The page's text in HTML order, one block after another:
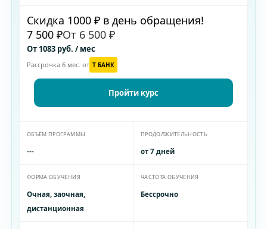
Скидка 1000 ₽ в день обращения!
7 500 ₽От 6 500 ₽
От 1083 руб. / мес
Рассрочка 6 мес. от T БАНК
Пройти курс
ОБЪЁМ ПРОГРАММЫ
---
ПРОДОЛЖИТЕЛЬНОСТЬ
от 7 дней
ФОРМА ОБУЧЕНИЯ
Очная, заочная,
дистанционная
ЧАСТОТА ОБУЧЕНИЯ
Бессрочно